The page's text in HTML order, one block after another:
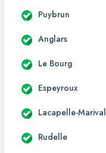
Puybrun
Anglars
Le Bourg
Espeyroux
Lacapelle-Marival
Rudelle